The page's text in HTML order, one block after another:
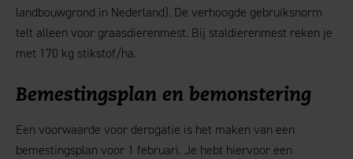
landbouwgrond in Nederland). De verhoogde gebruiksnorm
telt alleen voor graasdierenmest. Bij staldierenmest reken je
met 170 kg stikstof/ha.
Bemestingsplan en bemonstering
Een voorwaarde voor derogatie is het maken van een
bemestingsplan voor 1 februari. Je hebt hiervoor een